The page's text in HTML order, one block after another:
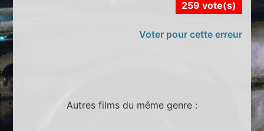
259 vote(s)
Voter pour cette erreur
Autres films du même genre :